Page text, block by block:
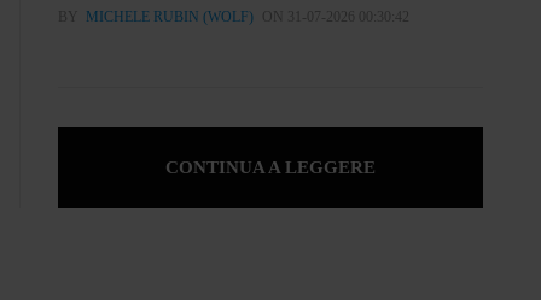
BY MICHELE RUBIN (WOLF) ON 31-07-2026 00:30:42
CONTINUA A LEGGERE